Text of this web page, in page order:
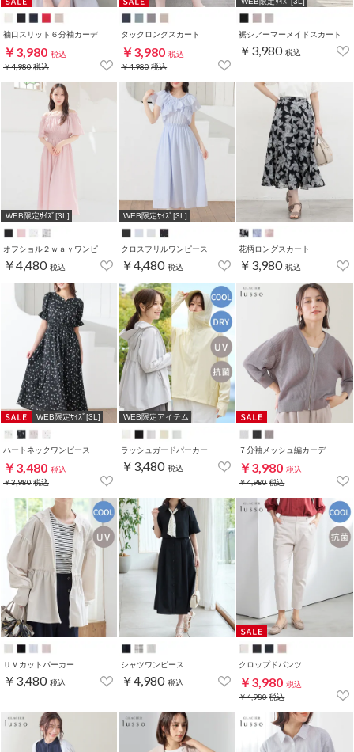
袖口スリット６分袖カーデ
￥3,980 税込
￥4,980税込
タックロングスカート
￥3,980 税込
￥4,980税込
裾シアーマーメイドスカート
￥3,980 税込
WEB限定ｻｲｽﾞ[3L]
オフショル２ｗａｙワンピ
￥4,480 税込
WEB限定ｻｲｽﾞ[3L]
クロスフリルワンピース
￥4,480 税込
花柄ロングスカート
￥3,980 税込
WEB限定ｻｲｽﾞ[3L]
ハートネックワンピース
￥3,480 税込
￥3,980税込
WEB限定アイテム
ラッシュガードパーカー
￥3,480 税込
７分袖メッシュ編カーデ
￥3,980 税込
￥4,980税込
ＵＶカットパーカー
￥3,480 税込
シャツワンピース
￥4,980 税込
クロップドパンツ
￥3,980 税込
￥4,980税込